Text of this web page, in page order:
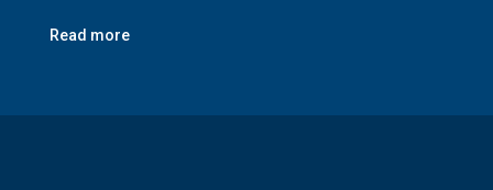
Read more